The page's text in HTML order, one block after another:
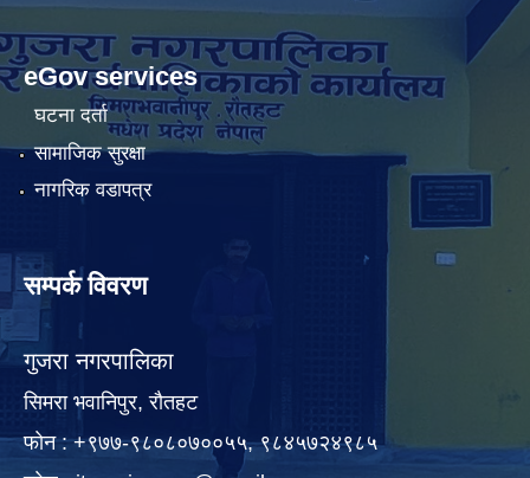
eGov services
घटना दर्ता
सामाजिक सुरक्षा
नागरिक वडापत्र
सम्पर्क विवरण
गुजरा नगरपालिका
सिमरा भवानिपुर, राैतहट
फाेन : +९७७-९८०८०७००५५, ९८४५७२४९८५